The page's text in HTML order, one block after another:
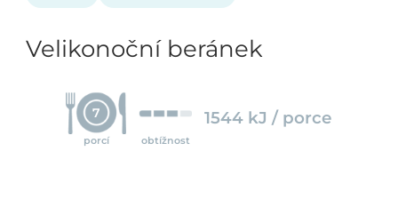
Velikonoční beránek
7
porcí obtížnost
1544 kJ / porce